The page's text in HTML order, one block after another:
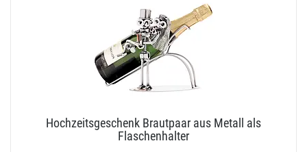
Hochzeitsgeschenk Brautpaar aus Metall als
Flaschenhalter